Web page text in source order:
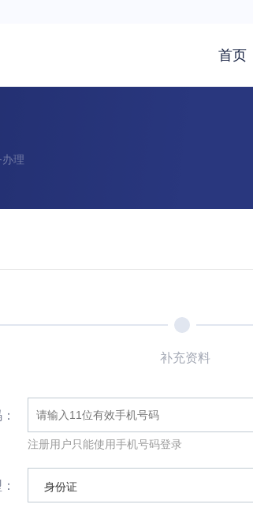
首页
理
补充资料
注册用户只能使用手机号码登录
身份证